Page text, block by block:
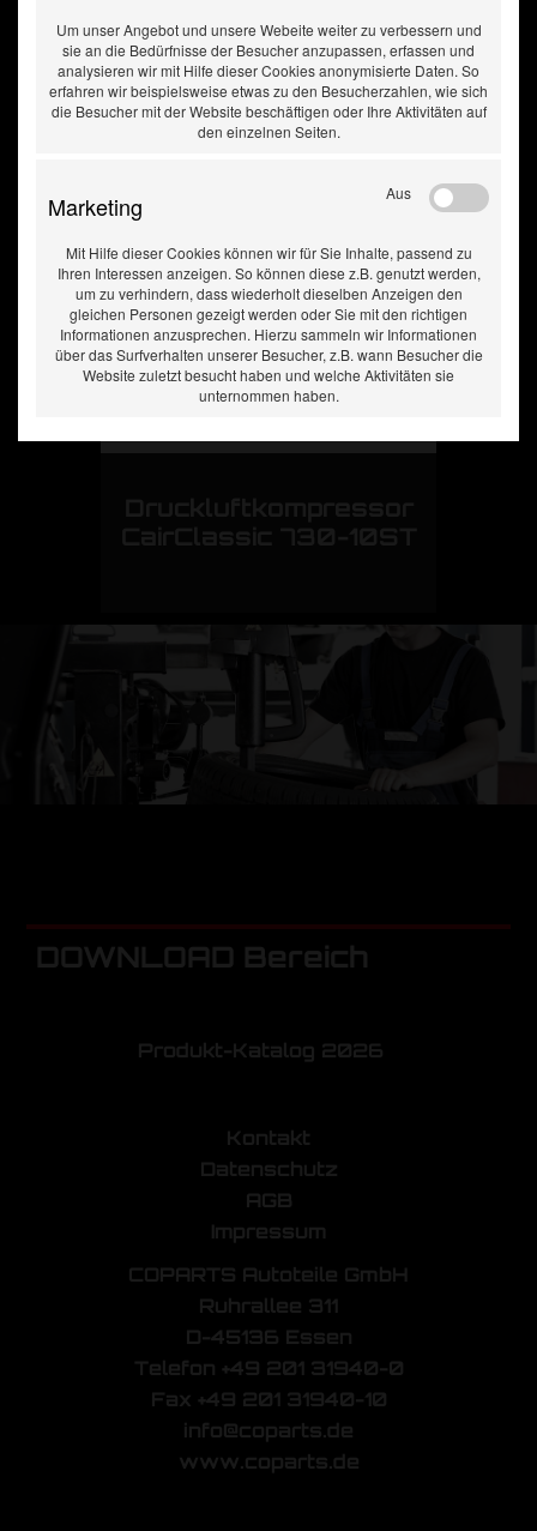
Cairmobil 730
DOWNLOAD Bereich
Produkt-Katalog 2026
Kontakt
Datenschutz
AGB
Impressum
COPARTS Autoteile GmbH
Ruhrallee 311
D-45136 Essen
Telefon +49 201 31940-0
Fax +49 201 31940-10
info@coparts.de
www.coparts.de
Um unser Angebot und unsere Webeite weiter zu verbessern und
sie an die Bedürfnisse der Besucher anzupassen, erfassen und
analysieren wir mit Hilfe dieser Cookies anonymisierte Daten. So
erfahren wir beispielsweise etwas zu den Besucherzahlen, wie sich
die Besucher mit der Website beschäftigen oder Ihre Aktivitäten auf
den einzelnen Seiten.
Marketing Aus
Mit Hilfe dieser Cookies können wir für Sie Inhalte, passend zu
Ihren Interessen anzeigen. So können diese z.B. genutzt werden,
um zu verhindern, dass wiederholt dieselben Anzeigen den
gleichen Personen gezeigt werden oder Sie mit den richtigen
Informationen anzusprechen. Hierzu sammeln wir Informationen
über das Surfverhalten unserer Besucher, z.B. wann Besucher die
Website zuletzt besucht haben und welche Aktivitäten sie
unternommen haben.